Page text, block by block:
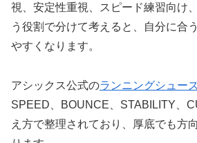
視、安定性重視、スピード練習向け
う役割で分けて考えると、自分に合
やすくなります。
アシックス公式のランニングシュー
SPEED、BOUNCE、STABILITY、
え方で整理されており、厚底でも方